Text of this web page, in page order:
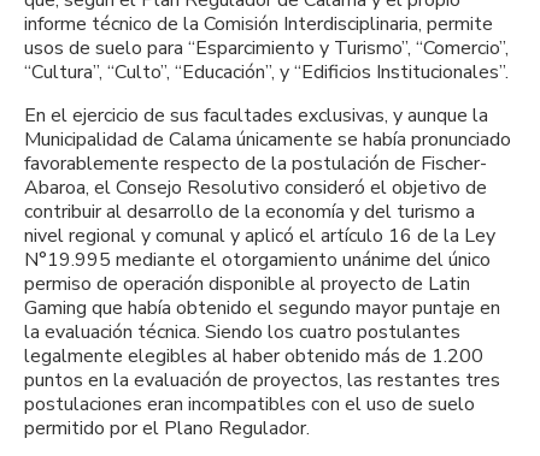
informe técnico de la Comisión Interdisciplinaria, permite
usos de suelo para “Esparcimiento y Turismo”, “Comercio”,
“Cultura”, “Culto”, “Educación”, y “Edificios Institucionales”.
En el ejercicio de sus facultades exclusivas, y aunque la
Municipalidad de Calama únicamente se había pronunciado
favorablemente respecto de la postulación de Fischer-
Abaroa, el Consejo Resolutivo consideró el objetivo de
contribuir al desarrollo de la economía y del turismo a
nivel regional y comunal y aplicó el artículo 16 de la Ley
N°19.995 mediante el otorgamiento unánime del único
permiso de operación disponible al proyecto de Latin
Gaming que había obtenido el segundo mayor puntaje en
la evaluación técnica. Siendo los cuatro postulantes
legalmente elegibles al haber obtenido más de 1.200
puntos en la evaluación de proyectos, las restantes tres
postulaciones eran incompatibles con el uso de suelo
permitido por el Plano Regulador.